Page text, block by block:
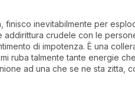
finisco inevitabilmente per
crudele con le
di impotenza. È una
ruba talmente tante energie
ad una che se ne sta zitta,